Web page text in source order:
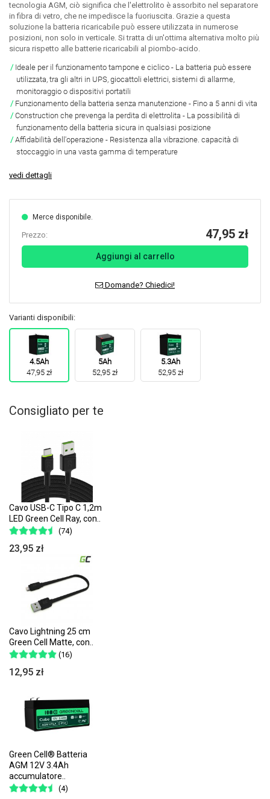
tecnologia AGM, ciò significa che l'elettrolito è assorbito nel separatore
in fibra di vetro, che ne impedisce la fuoriuscita. Grazie a questa
soluzione la batteria ricaricabile può essere utilizzata in numerose
posizioni, non solo in verticale. Si tratta di un'ottima alternativa molto più
sicura rispetto alle batterie ricaricabili al piombo-acido.
Ideale per il funzionamento tampone e ciclico - La batteria può essere
utilizzata, tra gli altri in UPS, giocattoli elettrici, sistemi di allarme,
monitoraggio o dispositivi portatili
Funzionamento della batteria senza manutenzione - Fino a 5 anni di vita
Construction che prevenga la perdita di elettrolita - La possibilità di
funzionamento della batteria sicura in qualsiasi posizione
Affidabilità dell'operazione - Resistenza alla vibrazione. capacità di
stoccaggio in una vasta gamma di temperature
vedi dettagli
Merce disponibile.
Prezzo: 47,95 zł
Aggiungi al carrello
Domande? Chiedici!
Varianti disponibili:
4.5Ah
47,95 zł
5Ah
52,95 zł
5.3Ah
52,95 zł
Consigliato per te
Cavo USB-C Tipo C 1,2m
LED Green Cell Ray, con..
(74)
23,95 zł
Cavo Lightning 25 cm
Green Cell Matte, con..
(16)
12,95 zł
Green Cell® Batteria
AGM 12V 3.4Ah
accumulatore..
(4)